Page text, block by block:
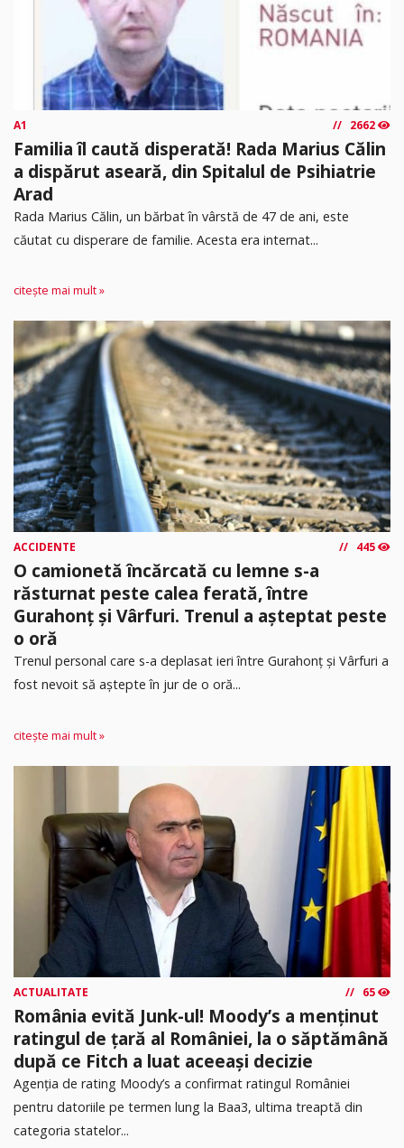
A1 2662
Familia îl caută disperată! Rada Marius Călin
a dispărut aseară, din Spitalul de Psihiatrie
Arad
Rada Marius Călin, un bărbat în vârstă de 47 de ani, este
căutat cu disperare de familie. Acesta era internat...
citește mai mult »
ACCIDENTE 445
O camionetă încărcată cu lemne s-a
răsturnat peste calea ferată, între
Gurahonț și Vârfuri. Trenul a așteptat peste
o oră
Trenul personal care s-a deplasat ieri între Gurahonț și Vârfuri a
fost nevoit să aștepte în jur de o oră...
citește mai mult »
ACTUALITATE 65
România evită Junk-ul! Moody’s a menținut
ratingul de țară al României, la o săptămână
după ce Fitch a luat aceeași decizie
Agenția de rating Moody’s a confirmat ratingul României
pentru datoriile pe termen lung la Baa3, ultima treaptă din
categoria statelor...